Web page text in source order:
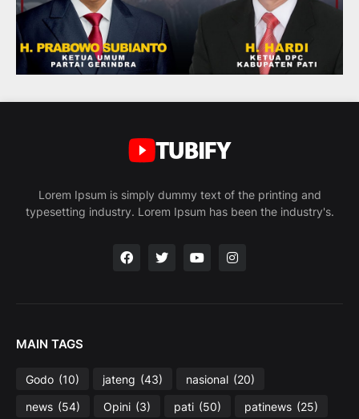
Lorem Ipsum is simply dummy text of the printing and
typesetting industry. Lorem Ipsum has been the industry's.
MAIN TAGS
Godo (10) jateng (43) nasional (20)
news (54) Opini (3) pati (50) patinews (25)